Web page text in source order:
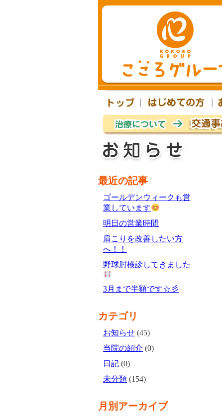
最近の記事
ゴールデンウィークも営
業しています
明日の営業時間
肩こりを改善したい方
へ！！
野球肘検診してきました
3月まで半額です☆彡
カテゴリ
お知らせ (45)
当院の紹介 (0)
日記 (0)
未分類 (154)
月別アーカイブ